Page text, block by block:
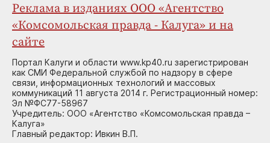
Реклама в изданиях ООО «Агентство
«Комсомольская правда - Калуга» и на
сайте
Портал Калуги и области www.kp40.ru зарегистрирован
как СМИ Федеральной службой по надзору в сфере
связи, информационных технологий и массовых
коммуникаций 11 августа 2014 г. Регистрационный номер:
Эл №ФС77-58967
Учредитель: ООО «Агентство «Комсомольская правда –
Калуга»
Главный редактор: Ивкин В.П.